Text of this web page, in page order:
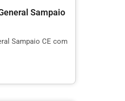
Sampaio
Sampaio CE com